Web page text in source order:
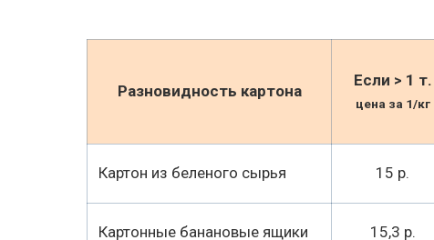
Разновидность картона
Если > 1 т.
цена за 1/кг
Картон из беленого сырья 15 р.
Картонные банановые ящики 15,3 р.